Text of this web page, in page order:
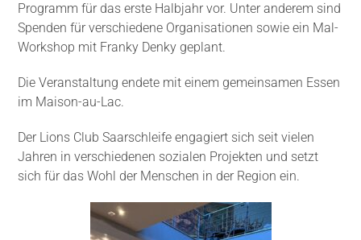
Programm für das erste Halbjahr vor. Unter anderem sind
Spenden für verschiedene Organisationen sowie ein Mal-
Workshop mit Franky Denky geplant.
Die Veranstaltung endete mit einem gemeinsamen Essen
im Maison-au-Lac.
Der Lions Club Saarschleife engagiert sich seit vielen
Jahren in verschiedenen sozialen Projekten und setzt
sich für das Wohl der Menschen in der Region ein.